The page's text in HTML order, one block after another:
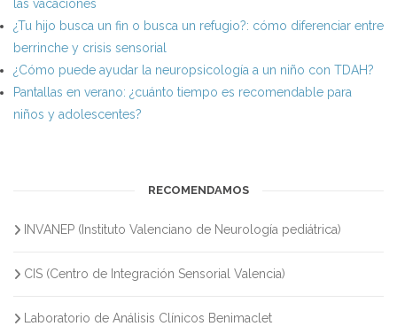
las vacaciones
¿Tu hijo busca un fin o busca un refugio?: cómo diferenciar entre
berrinche y crisis sensorial
¿Cómo puede ayudar la neuropsicología a un niño con TDAH?
Pantallas en verano: ¿cuánto tiempo es recomendable para
niños y adolescentes?
RECOMENDAMOS
INVANEP (Instituto Valenciano de Neurología pediátrica)
CIS (Centro de Integración Sensorial Valencia)
Laboratorio de Análisis Clínicos Benimaclet